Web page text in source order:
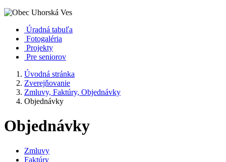
Úradná tabuľa
Fotogaléria
Projekty
Pre seniorov
Úvodná stránka
Zverejňovanie
Zmluvy, Faktúry, Objednávky
Objednávky
Objednávky
Zmluvy
Faktúry